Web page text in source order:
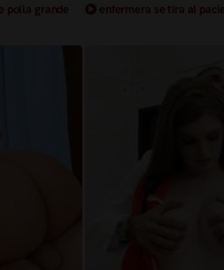
polla grande enfermera se tira al